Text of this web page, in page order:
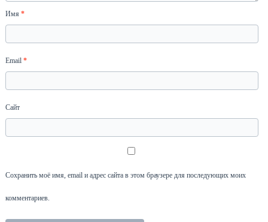
Имя*
Email*
Сайт
Сохранить моё имя, email и адрес сайта в этом браузере для последующих моих
комментариев.